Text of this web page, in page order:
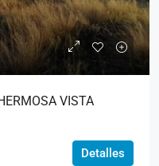
VISTA
Detalles